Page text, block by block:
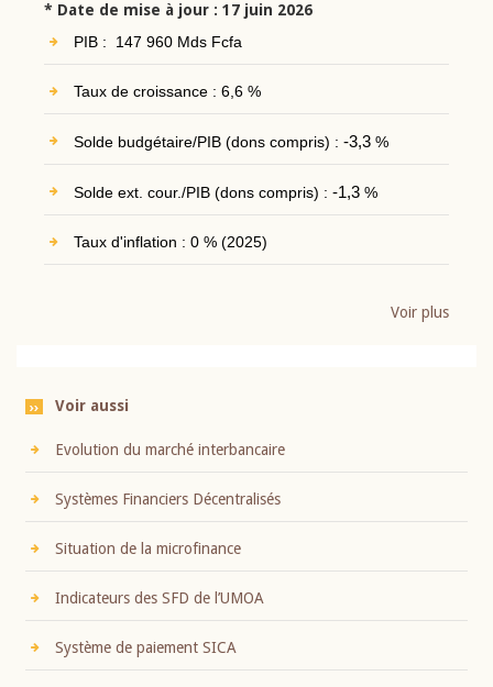
* Date de mise à jour : 17 juin 2026
PIB : 147 960 Mds Fcfa
Taux de croissance : 6,6 %
Solde budgétaire/PIB (dons compris) : -3,3%
Solde ext. cour./PIB (dons compris) : -1,3%
Taux d'inflation : 0 % (2025)
Voir plus
Voir aussi
Evolution du marché interbancaire
Systèmes Financiers Décentralisés
Situation de la microfinance
Indicateurs des SFD de l’UMOA
Système de paiement SICA